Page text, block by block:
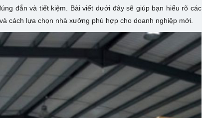
đắn và tiết kiệm. Bài viết dưới đây sẽ giúp bạn hiểu rõ các
cách lựa chọn nhà xưởng phù hợp cho doanh nghiệp mới.